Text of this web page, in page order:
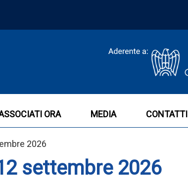
ORA MEDIA CONTATTI
2026
settembre 2026